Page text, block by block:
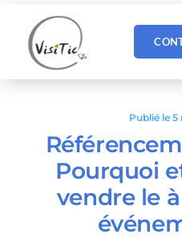
contenu
Publié le 5
Pourquoi
vendre le